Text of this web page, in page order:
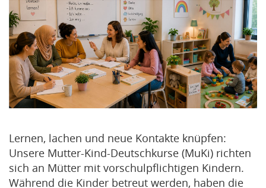
Lernen, lachen und neue Kontakte knüpfen:
Unsere Mutter-Kind-Deutschkurse (MuKi) richten
sich an Mütter mit vorschulpflichtigen Kindern.
Während die Kinder betreut werden, haben die